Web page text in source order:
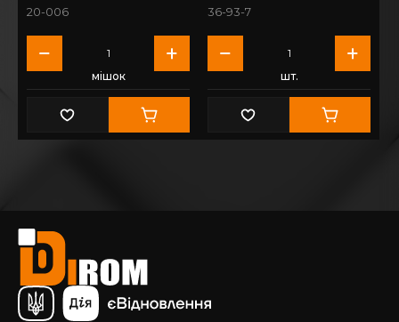
20-006
мішок
36-93-7
шт.